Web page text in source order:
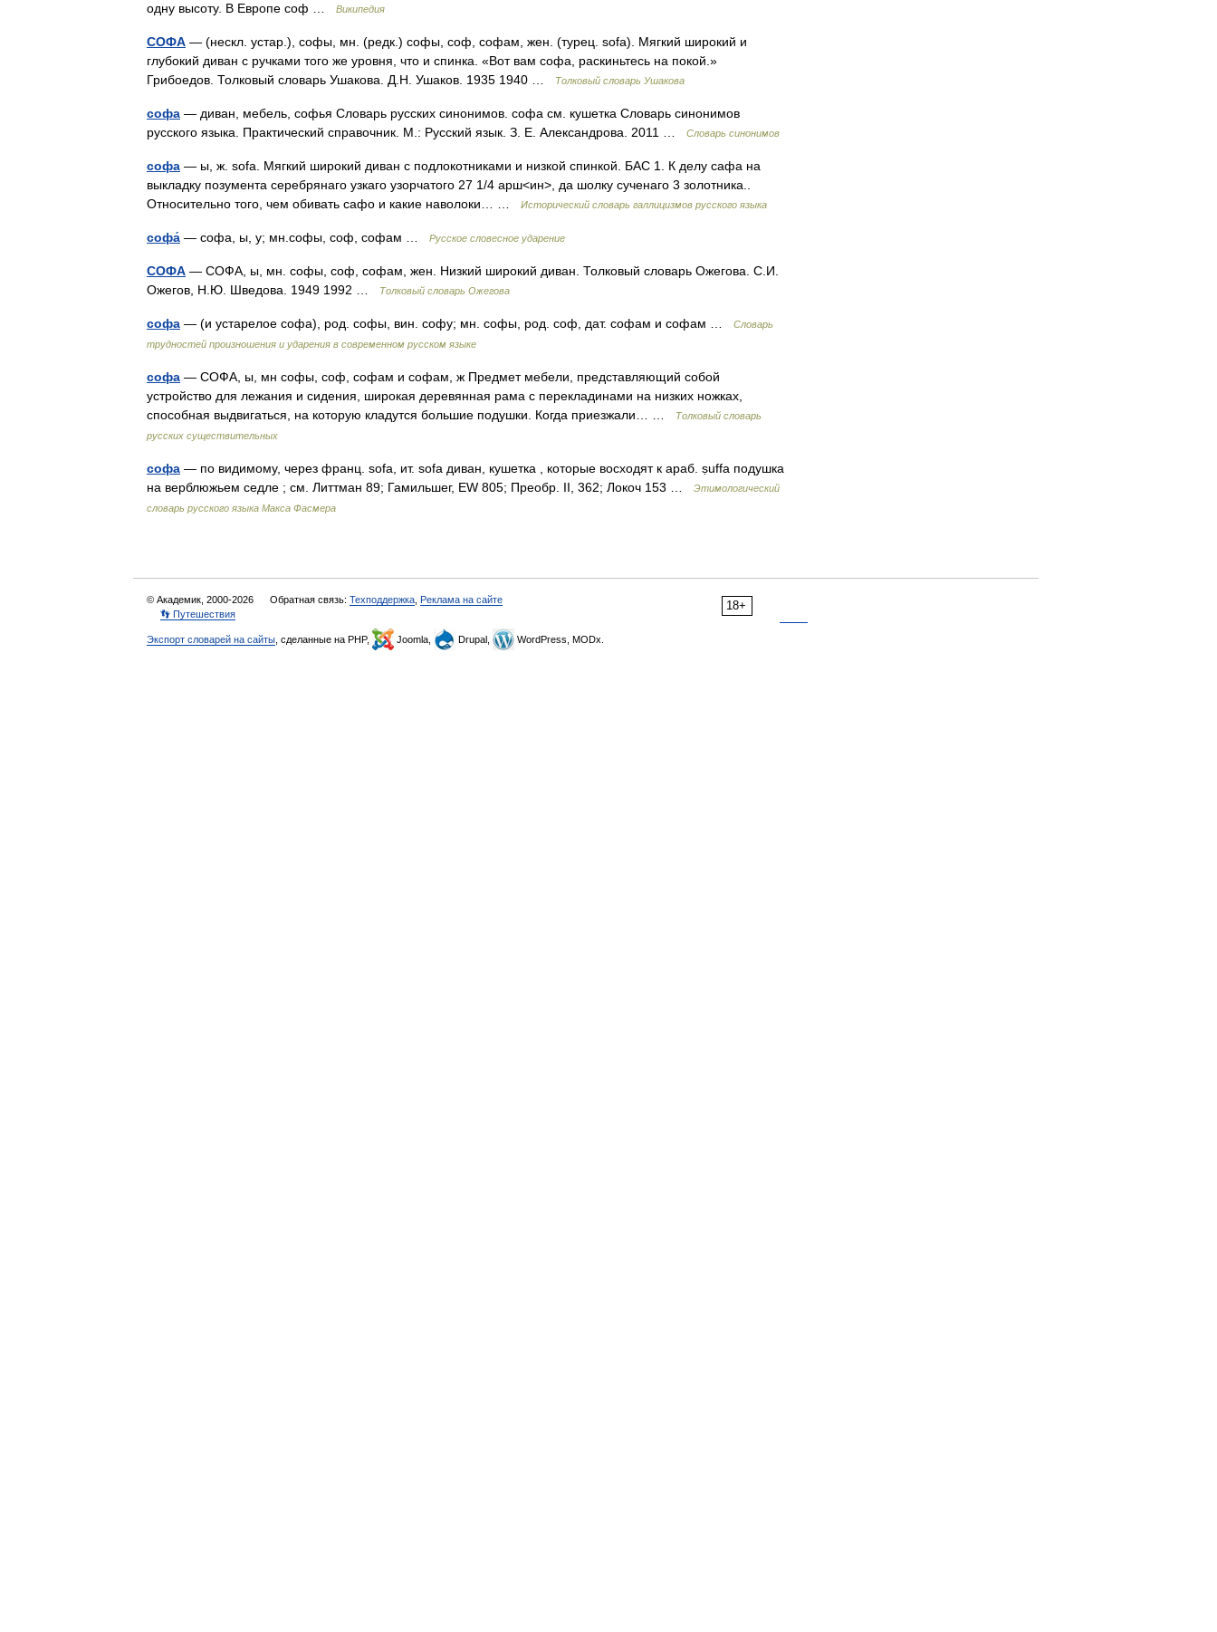
одну высоту. В Европе соф …
Википедия
СОФА — (нескл. устар.), софы, мн. (редк.) софы, соф, софам, жен. (турец. sofa). Мягкий широкий и
глубокий диван с ручками того же уровня, что и спинка. «Вот вам софа, раскиньтесь на покой.»
Грибоедов. Толковый словарь Ушакова. Д.Н. Ушаков. 1935 1940 …
Толковый словарь Ушакова
софа — диван, мебель, софья Словарь русских синонимов. софа см. кушетка Словарь синонимов
русского языка. Практический справочник. М.: Русский язык. З. Е. Александрова. 2011 …
Словарь синонимов
софа — ы, ж. sofa. Мягкий широкий диван с подлокотниками и низкой спинкой. БАС 1. К делу сафа на
выкладку позумента серебрянаго узкаго узорчатого 27 1/4 арш<ин>, да шолку сученаго 3 золотника..
Относительно того, чем обивать сафо и какие наволоки… …
Исторический словарь галлицизмов русского языка
софа́ — софа, ы, у; мн.софы, соф, софам … Русское словесное ударение
СОФА — СОФА, ы, мн. софы, соф, софам, жен. Низкий широкий диван. Толковый словарь Ожегова. С.И.
Ожегов, Н.Ю. Шведова. 1949 1992 …
Толковый словарь Ожегова
софа — (и устарелое софа), род. софы, вин. софу; мн. софы, род. соф, дат. софам и софам …
Словарь
трудностей произношения и ударения в современном русском языке
софа — СОФА, ы, мн софы, соф, софам и софам, ж Предмет мебели, представляющий собой
устройство для лежания и сидения, широкая деревянная рама с перекладинами на низких ножках,
способная выдвигаться, на которую кладутся большие подушки. Когда приезжали… …
Толковый словарь
русских существительных
софа — по видимому, через франц. sоfа, ит. sofa диван, кушетка , которые восходят к араб. ṣuffа подушка
на верблюжьем седле ; см. Литтман 89; Гамильшег, ЕW 805; Преобр. II, 362; Локоч 153 …
Этимологический
словарь русского языка Макса Фасмера
18+
© Академик, 2000-2026 Обратная связь: Техподдержка Реклама на сайте
👣 Путешествия
Экспорт словарей на сайты , сделанные на PHP, Joomla, Drupal, WordPress, MODx.